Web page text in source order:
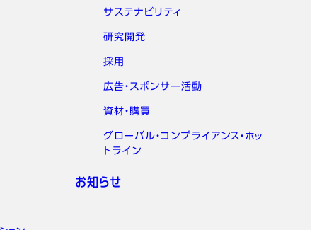
サステナビリティ
研究開発
採用
広告・スポンサー活動
資材・購買
グローバル・コンプライアンス・ホッ
トライン
お知らせ